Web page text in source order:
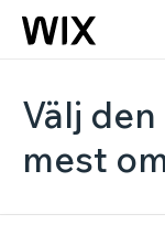
Välj
mest